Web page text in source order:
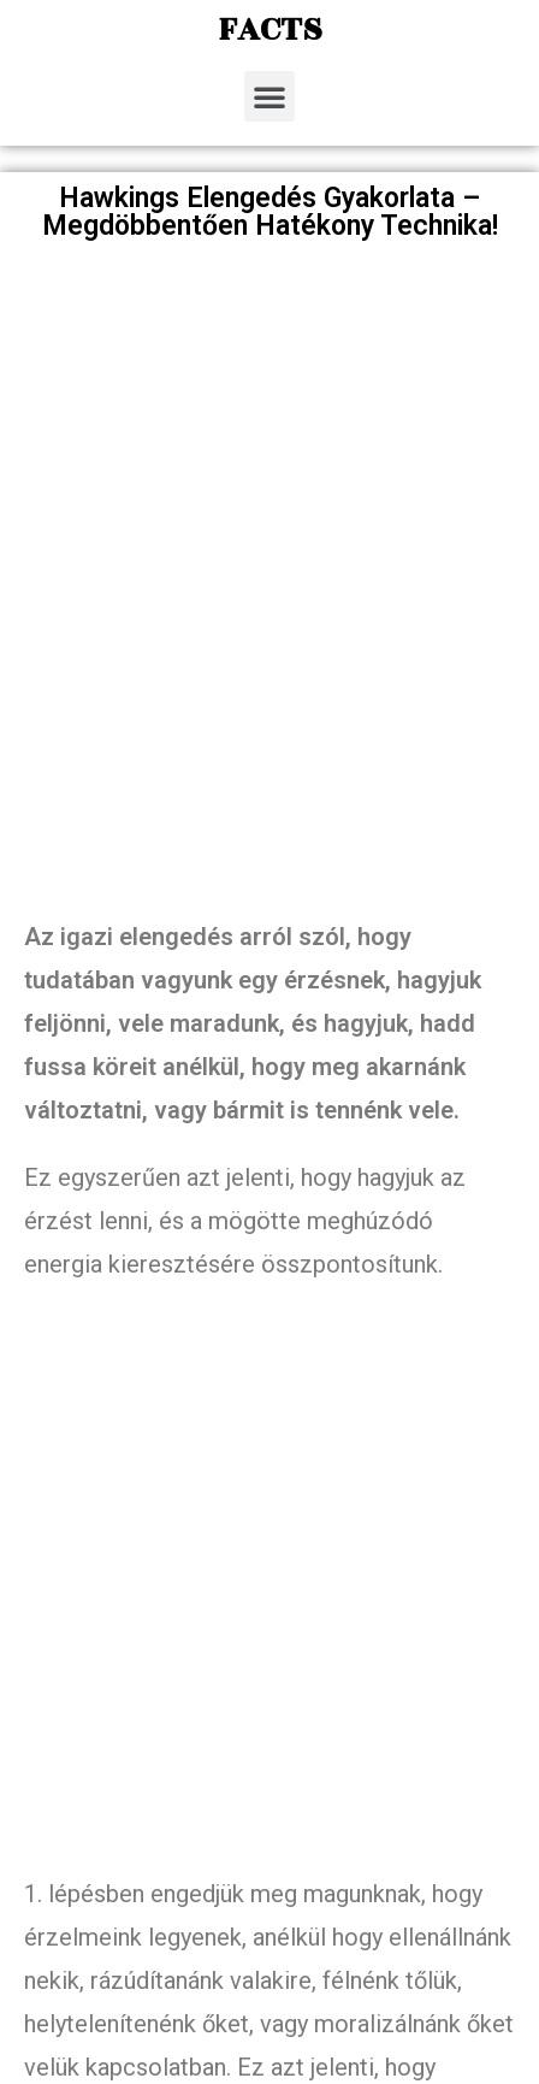
FACTS
Hawkings Elengedés Gyakorlata –
Megdöbbentően Hatékony Technika!
Az igazi elengedés arról szól, hogy
tudatában vagyunk egy érzésnek, hagyjuk
feljönni, vele maradunk, és hagyjuk, hadd
fussa köreit anélkül, hogy meg akarnánk
változtatni, vagy bármit is tennénk vele.
Ez egyszerűen azt jelenti, hogy hagyjuk az
érzést lenni, és a mögötte meghúzódó
energia kieresztésére összpontosítunk.
1. lépésben engedjük meg magunknak, hogy
érzelmeink legyenek, anélkül hogy ellenállnánk
nekik, rázúdítanánk valakire, félnénk tőlük,
helytelenítenénk őket, vagy moralizálnánk őket
velük kapcsolatban. Ez azt jelenti, hogy